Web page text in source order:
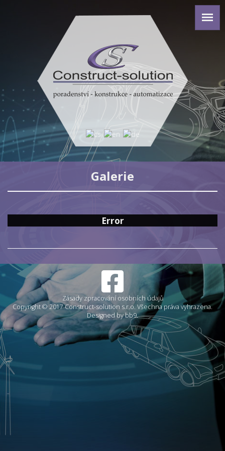
Galerie
Error
Zásady zpracování osobních údajů
Copyright © 2017 Construct-solution s.r.o. Všechna práva vyhrazena.
Designed by bb9.